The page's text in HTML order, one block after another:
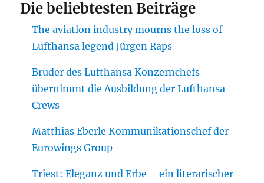
Die beliebtesten Beiträge
The aviation industry mourns the loss of
Lufthansa legend Jürgen Raps
Bruder des Lufthansa Konzernchefs
übernimmt die Ausbildung der Lufthansa
Crews
Matthias Eberle Kommunikationschef der
Eurowings Group
Triest: Eleganz und Erbe – ein literarischer